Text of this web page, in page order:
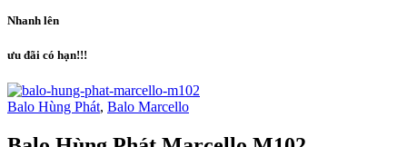
Nhanh lên
ưu đãi có hạn!!!
Balo Hùng Phát, Balo Marcello